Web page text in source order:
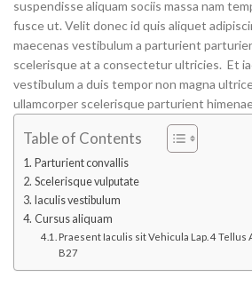
suspendisse aliquam sociis massa nam
fusce ut. Velit donec id quis aliquet
maecenas vestibulum a parturient
scelerisque at a consectetur ultricies. Et
vestibulum a duis tempor non magna
ullamcorper scelerisque parturient
Table of Contents
Parturient convallis
Scelerisque vulputate
Iaculis vestibulum
Cursus aliquam
Praesent Iaculis sit Vehicula Lap. 4 Tellus
B27